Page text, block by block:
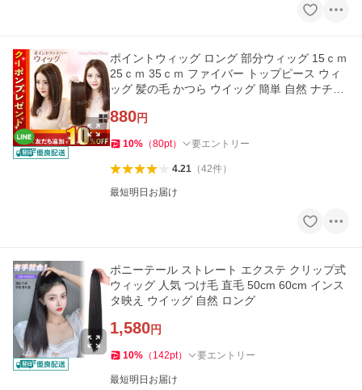
ポイントウィッグ ロング 部分ウィッグ 15ｃｍ
25ｃｍ 35ｃｍ ファイバー トップピース ウィ
ッグ 髪の毛 かつら ウイッグ 簡単 自然 ナチュ
880円
10% （80pt） 要エントリー
4.21（42件）
最短明日お届け
ポニーテール ストレート エクステ クリップ式
ウィッグ 人気 つけ毛 直毛 50cm 60cm インス
タ映え ウイッグ 自然 ロング
1,580円
10% （ 142pt） 要エントリー
最短明日お届け